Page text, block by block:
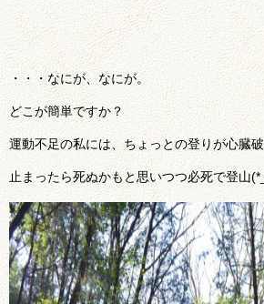
・・・なにが、なにが。
どこが簡単ですか？
運動不足の私には、ちょっとの登りが心臓
止まったら死ぬかもと思いつつ必死で登山